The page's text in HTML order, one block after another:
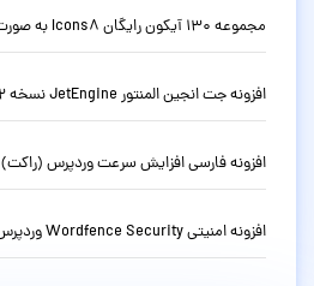
مجموعه 130 آیکون رایگان Icons8 به صورت SVG
افزونه جت انجین المنتور JetEngine نسخه 3.8.13.2
افزونه فارسی افزایش سرعت وردپرس (راکت) WP Rocket نسخه 3.23.1
افزونه امنیتی Wordfence Security وردپرس نسخه 8.1.4